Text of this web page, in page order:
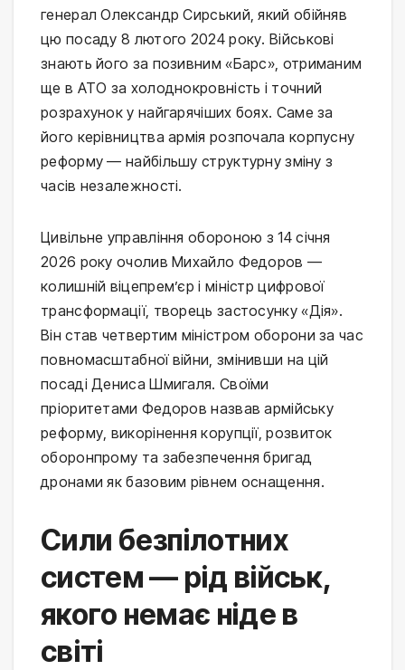
генерал Олександр Сирський, який обійняв
цю посаду 8 лютого 2024 року. Військові
знають його за позивним «Барс», отриманим
ще в АТО за холоднокровність і точний
розрахунок у найгарячіших боях. Саме за
його керівництва армія розпочала корпусну
реформу — найбільшу структурну зміну з
часів незалежності.
Цивільне управління обороною з 14 січня
2026 року очолив Михайло Федоров —
колишній віцепрем’єр і міністр цифрової
трансформації, творець застосунку «Дія».
Він став четвертим міністром оборони за час
повномасштабної війни, змінивши на цій
посаді Дениса Шмигаля. Своїми
пріоритетами Федоров назвав армійську
реформу, викорінення корупції, розвиток
оборонпрому та забезпечення бригад
дронами як базовим рівнем оснащення.
Сили безпілотних
систем — рід військ,
якого немає ніде в
світі